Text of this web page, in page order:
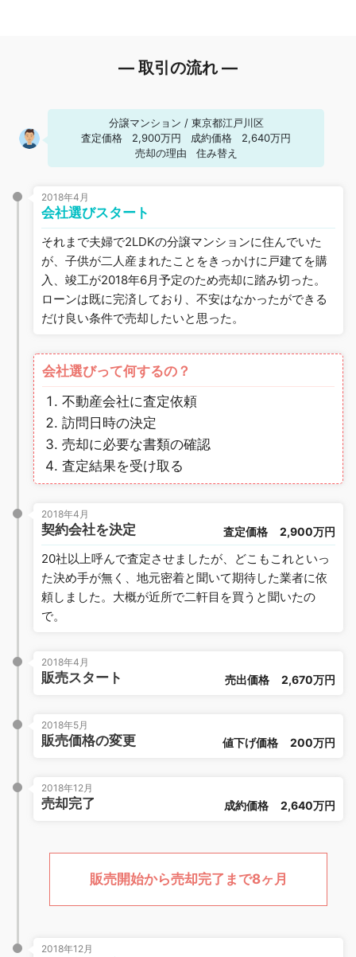
― 取引の流れ ―
分譲マンション / 東京都江戸川区
査定価格
2,900万円 成約価格
2,640万円
売却の理由
住み替え
2018年4月
会社選びスタート
それまで夫婦で2LDKの分譲マンションに住んでいた
が、子供が二人産まれたことをきっかけに戸建てを購
入、竣工が2018年6月予定のため売却に踏み切った。
ローンは既に完済しており、不安はなかったができる
だけ良い条件で売却したいと思った。
会社選びって何するの？
不動産会社に査定依頼
訪問日時の決定
売却に必要な書類の確認
査定結果を受け取る
2018年4月
契約会社を決定 査定価格 2,900万円
20社以上呼んで査定させましたが、どこもこれといっ
た決め手が無く、地元密着と聞いて期待した業者に依
頼しました。大概が近所で二軒目を買うと聞いたの
で。
2018年4月
販売スタート 売出価格 2,670万円
2018年5月
販売価格の変更 値下げ価格 200万円
2018年12月
売却完了 成約価格 2,640万円
販売開始から売却完了まで8ヶ月
2018年12月